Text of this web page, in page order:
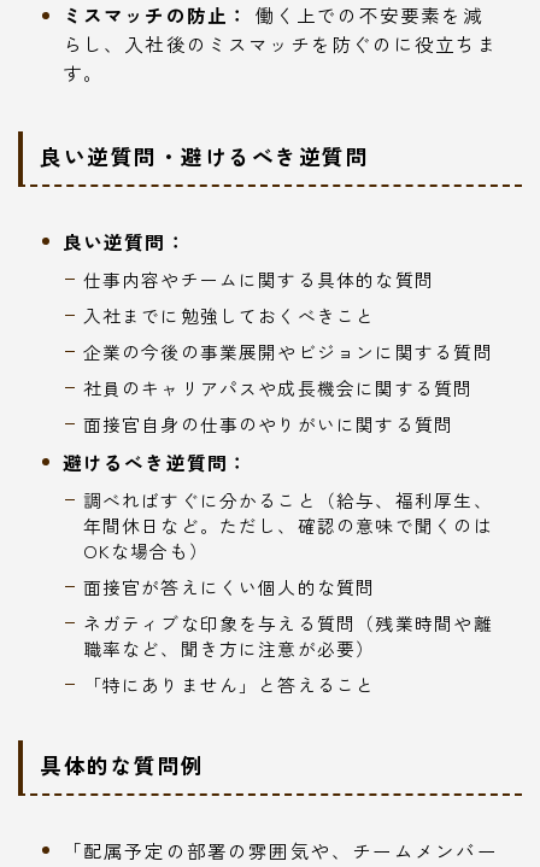
ミスマッチの防止：
働く上での不安要素を減
らし、入社後のミスマッチを防ぐのに役立ちま
す。
良い逆質問・避けるべき逆質問
良い逆質問：
仕事内容やチームに関する具体的な質問
入社までに勉強しておくべきこと
企業の今後の事業展開やビジョンに関する質問
社員のキャリアパスや成長機会に関する質問
面接官自身の仕事のやりがいに関する質問
避けるべき逆質問：
調べればすぐに分かること（給与、福利厚生、
年間休日など。ただし、確認の意味で聞くのは
OKな場合も）
面接官が答えにくい個人的な質問
ネガティブな印象を与える質問（残業時間や離
職率など、聞き方に注意が必要）
「特にありません」と答えること
具体的な質問例
「配属予定の部署の雰囲気や、チームメンバー